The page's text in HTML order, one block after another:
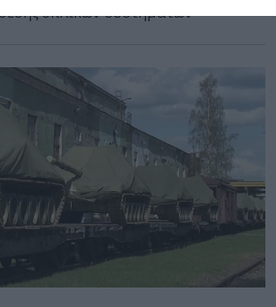
οπλικών συστημάτων